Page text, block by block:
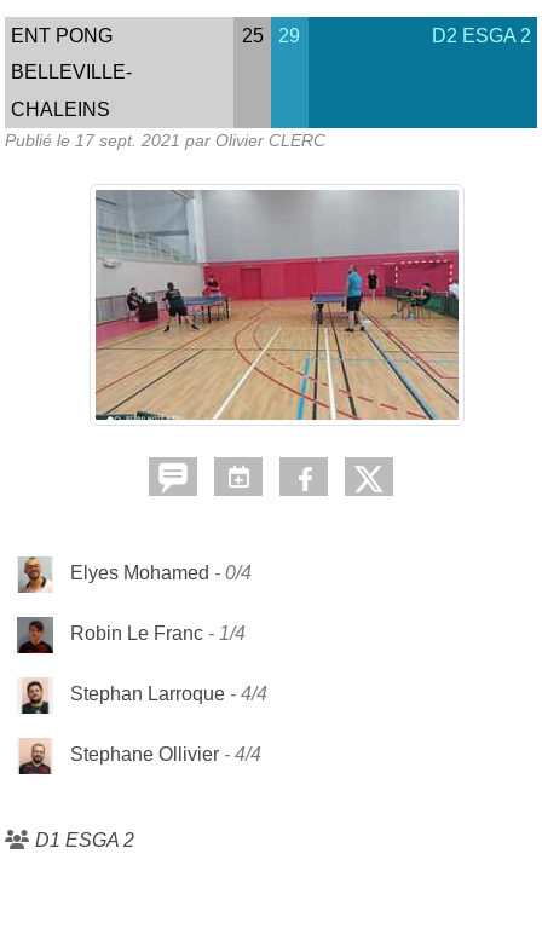
ENT PONG
BELLEVILLE-
CHALEINS
25 29 D2 ESGA 2
Publié le 17 sept. 2021 par Olivier CLERC
Elyes Mohamed 0/4
Robin Le Franc 1/4
Stephan Larroque 4/4
Stephane Ollivier 4/4
D1 ESGA 2